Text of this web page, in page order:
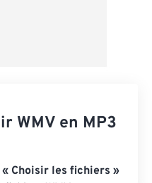
WMV en MP3
« Choisir les fichiers »